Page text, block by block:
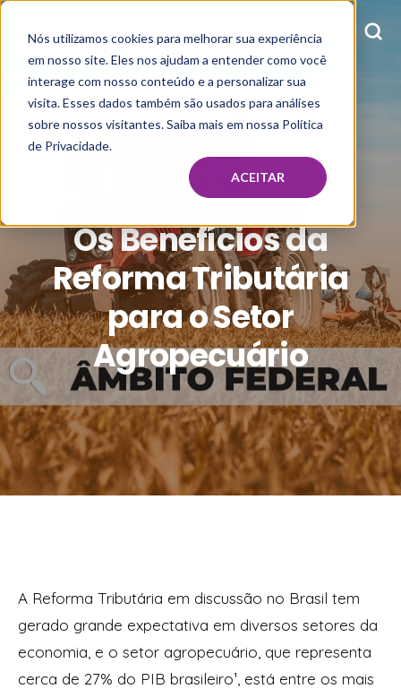
Nós utilizamos cookies para melhorar sua experiência
em nosso site. Eles nos ajudam a entender como você
interage com nosso conteúdo e a personalizar sua
visita. Esses dados também são usados para análises
sobre nossos visitantes. Saiba mais em nossa Política
de Privacidade.
ACEITAR
OCT 30, 2024, 3:57:56 PM
Os Benefícios da
Reforma Tributária
para o Setor
Agropecuário
A Reforma Tributária em discussão no Brasil tem
gerado grande expectativa em diversos setores da
economia, e o setor agropecuário, que representa
cerca de 27% do PIB brasileiro¹, está entre os mais